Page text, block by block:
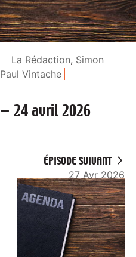
La Rédaction, Simon
Paul Vintache
— 24 avril 2026
ÉPISODE SUIVANT
27 Avr 2026